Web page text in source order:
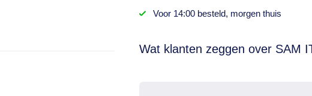
Voor 14:00 besteld, morgen thuis
Wat klanten zeggen over SAM